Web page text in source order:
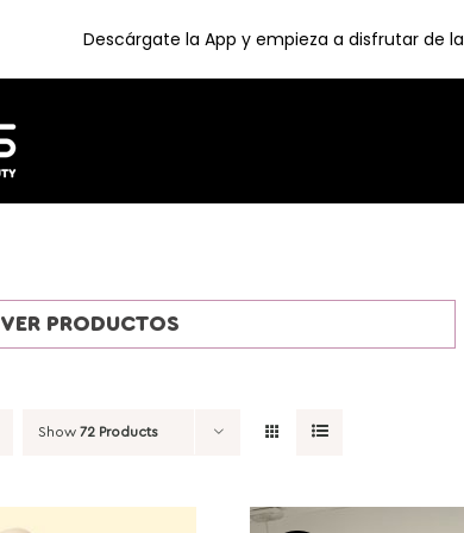
VER PRODUCTOS
Show 72 Products
Descárgate la App y empieza a disfrutar de